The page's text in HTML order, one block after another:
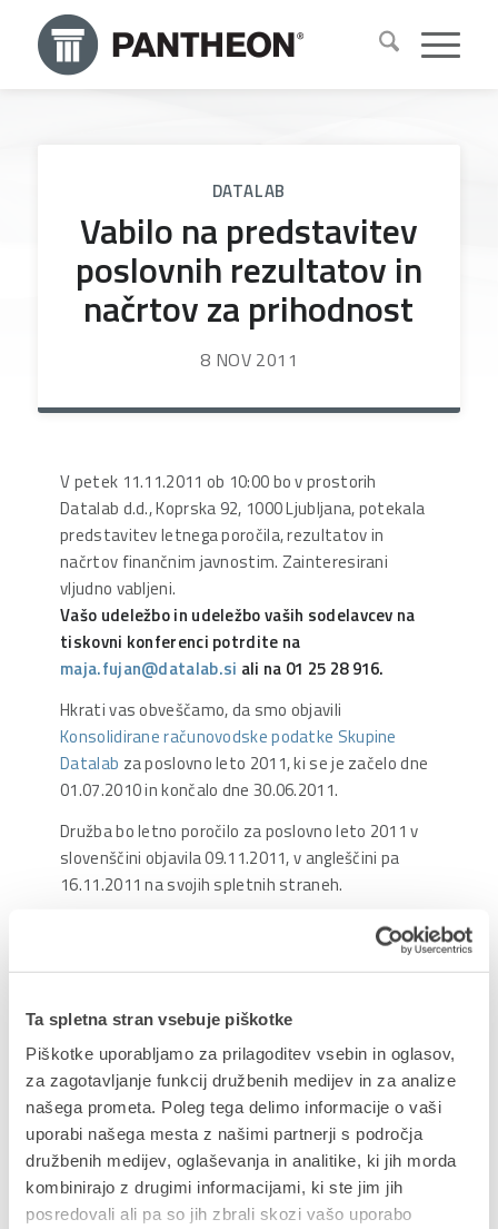
Ta spletna stran vsebuje piškotke
Piškotke uporabljamo za prilagoditev vsebin in oglasov,
za zagotavljanje funkcij družbenih medijev in za analize
našega prometa. Poleg tega delimo informacije o vaši
uporabi našega mesta z našimi partnerji s področja
družbenih medijev, oglaševanja in analitike, ki jih morda
kombinirajo z drugimi informacijami, ki ste jim jih
posredovali ali pa so jih zbrali skozi vašo uporabo
DATALAB
Vabilo na predstavitev
poslovnih rezultatov in
načrtov za prihodnost
8 NOV 2011
V petek 11.11.2011 ob 10:00 bo v prostorih
Datalab d.d., Koprska 92, 1000 Ljubljana, potekala
predstavitev letnega poročila, rezultatov in
načrtov finančnim javnostim. Zainteresirani
vljudno vabljeni.
Vašo udeležbo in udeležbo vaših sodelavcev na
tiskovni konferenci potrdite na
maja.fujan@datalab.si ali na 01 25 28 916.
Hkrati vas obveščamo, da smo objavili
Konsolidirane računovodske podatke Skupine
Datalab za poslovno leto 2011, ki se je začelo dne
01.07.2010 in končalo dne 30.06.2011.
Družba bo letno poročilo za poslovno leto 2011 v
slovenščini objavila 09.11.2011, v angleščini pa
16.11.2011 na svojih spletnih straneh.
Delite prispevek
NAZAJ NA JAVNE OBJAVE